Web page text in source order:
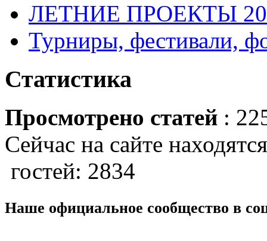
ЛЕТНИЕ ПРОЕКТЫ
Турниры, фестивали,
Статистика
Просмотрено статей :
Сейчас на сайте
гостей: 2834
Наше официальное сообщество в